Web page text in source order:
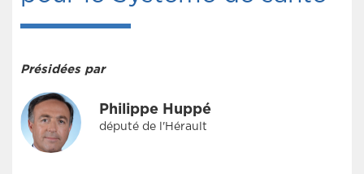
Présidées par
Philippe Huppé
député de l'Hérault